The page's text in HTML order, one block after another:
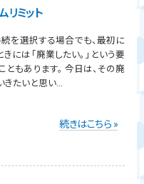
リミット
を選択する場合でも、最初に
には「廃業したい。」という要
ともあります。 今日は、その廃
きたいと思い...
続きはこちら »